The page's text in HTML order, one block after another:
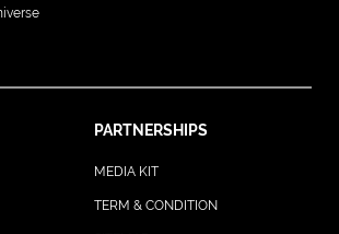
PARTNERSHIPS
MEDIA KIT
TERM & CONDITION